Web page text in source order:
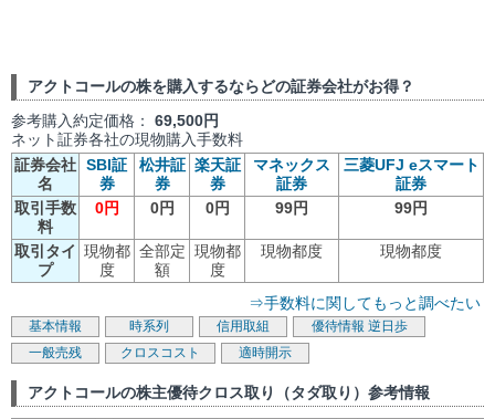
アクトコールの株を購入するならどの証券会社がお得？
参考購入約定価格： 69,500円
ネット証券各社の現物購入手数料
証券会社
名
SBI証
券
松井証
券
楽天証
券
マネックス
証券
三菱UFJ eスマート
証券
取引手数
料
0円 0円 0円 99円 99円
取引タイ
プ
現物都
度
全部定
額
現物都
度
現物都度 現物都度
⇒手数料に関してもっと調べたい
基本情報 時系列 信用取組 優待情報 逆日歩
一般売残
クロスコスト 適時開示
アクトコールの株主優待クロス取り（タダ取り）参考情報